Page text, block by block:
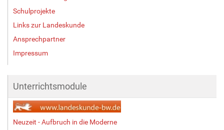
Schulprojekte
Links zur Landeskunde
Ansprechpartner
Impressum
Unterrichtsmodule
Neuzeit - Aufbruch in die Moderne